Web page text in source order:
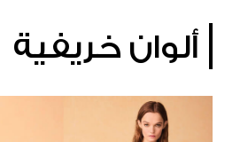
ألوان خريفية